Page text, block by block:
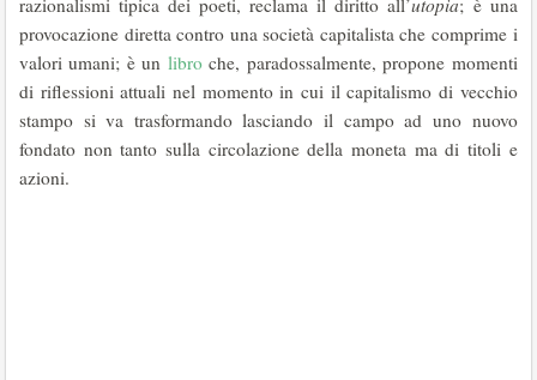
razionalismi tipica dei poeti, reclama il diritto all’utopia; è una
provocazione diretta contro una società capitalista che comprime i
valori umani; è un libroche, paradossalmente, propone momenti
di riflessioni attuali nel momento in cui il capitalismo di vecchio
stampo si va trasformando lasciando il campo ad uno nuovo
fondato non tanto sulla circolazione della moneta ma di titoli e
azioni.